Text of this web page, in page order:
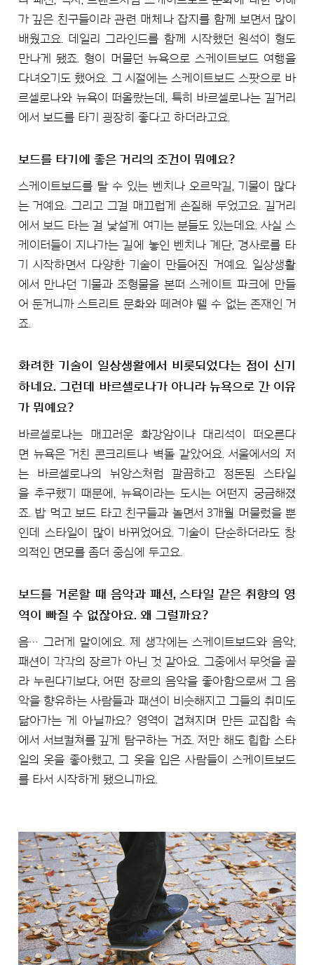
가 깊은 친구들이라 관련 매체나 잡지를 함께 보면서 많이
배웠고요. 데일리 그라인드를 함께 시작했던 원석이 형도
만나게 됐죠. 형이 머물던 뉴욕으로 스케이트보드 여행을
다녀오기도 했어요. 그 시절에는 스케이트보드 스팟으로 바
르셀로나와 뉴욕이 떠올랐는데, 특히 바르셀로나는 길거리
에서 보드를 타기 굉장히 좋다고 하더라고요.
보드를 타기에 좋은 거리의 조건이 뭐예요?
스케이트보드를 탈 수 있는 벤치나 오르막길, 기물이 많다
는 거예요. 그리고 그걸 매끄럽게 손질해 두었고요. 길거리
에서 보드 타는 걸 낯설게 여기는 분들도 있는데요. 사실 스
케이터들이 지나가는 길에 놓인 벤치나 계단, 경사로를 타
기 시작하면서 다양한 기술이 만들어진 거예요. 일상생활
에서 만나던 기물과 조형물을 본떠 스케이트 파크에 만들
어 둔거니까 스트리트 문화와 떼려야 뗄 수 없는 존재인 거
죠.
화려한 기술이 일상생활에서 비롯되었다는 점이 신기
하네요. 그런데 바르셀로나가 아니라 뉴욕으로 간 이유
가 뭐예요?
바르셀로나는 매끄러운 화강암이나 대리석이 떠오른다
면 뉴욕은 거친 콘크리트나 벽돌 같았어요. 서울에서의 저
는 바르셀로나의 뉘앙스처럼 깔끔하고 정돈된 스타일
을 추구했기 때문에, 뉴욕이라는 도시는 어떤지 궁금해졌
죠. 밥 먹고 보드 타고 친구들과 놀면서 3개월 머물렀을 뿐
인데 스타일이 많이 바뀌었어요. 기술이 단순하더라도 창
의적인 면모를 좀더 중심에 두고요.
보드를 거론할 때 음악과 패션, 스타일 같은 취향의 영
역이 빠질 수 없잖아요. 왜 그럴까요?
음… 그러게 말이에요. 제 생각에는 스케이트보드와 음악,
패션이 각각의 장르가 아닌 것 같아요. 그중에서 무엇을 골
라 누린다기보다, 어떤 장르의 음악을 좋아함으로써 그 음
악을 향유하는 사람들과 패션이 비슷해지고 그들의 취미도
닮아가는 게 아닐까요? 영역이 겹쳐지며 만든 교집합 속
에서 서브컬쳐를 깊게 탐구하는 거죠. 저만 해도 힙합 스타
일의 옷을 좋아했고, 그 옷을 입은 사람들이 스케이트보드
를 타서 시작하게 됐으니까요.